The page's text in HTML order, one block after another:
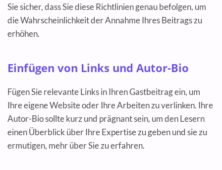
Sie sicher, dass Sie diese Richtlinien genau befolgen, um
die Wahrscheinlichkeit der Annahme Ihres Beitrags zu
erhöhen.
Einfügen von Links und Autor-Bio
Fügen Sie relevante Links in Ihren Gastbeitrag ein, um
Ihre eigene Website oder Ihre Arbeiten zu verlinken. Ihre
Autor-Bio sollte kurz und prägnant sein, um den Lesern
einen Überblick über Ihre Expertise zu geben und sie zu
ermutigen, mehr über Sie zu erfahren.